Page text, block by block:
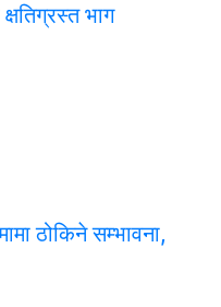
भाग
ठोकिने सम्भावना,